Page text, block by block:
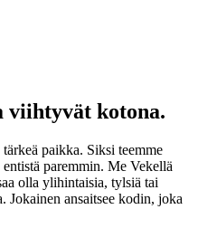
viihtyvät kotona.
paikka. Siksi teemme
paremmin. Me Vekellä
olla ylihintaisia, tylsiä tai
Jokainen ansaitsee kodin, joka